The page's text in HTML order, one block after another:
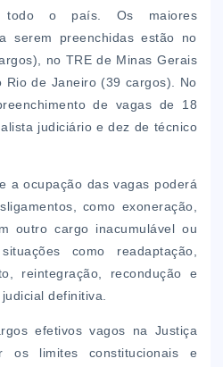
todo o país. Os maiores
serem preenchidas estão no
no TRE de Minas Gerais
Rio de Janeiro (39 cargos). No
de vagas de 18
judiciário e dez de técnico
a ocupação das vagas poderá
como exoneração,
outro cargo inacumulável ou
como readaptação,
reintegração, recondução e
definitiva.
efetivos vagos na Justiça
os limites constitucionais e